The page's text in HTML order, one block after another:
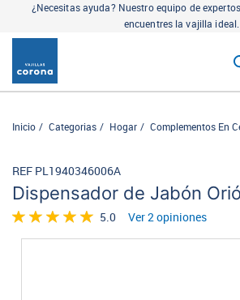
¿Necesitas ayuda? Nuestro equipo de
encuentres la vajilla ideal.
Inicio Categorias Hogar Complementos En
Dispensador de Jabón
REF PL1940346006A
5.0 Ver 2 opiniones